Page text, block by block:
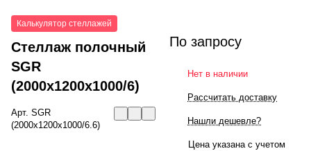
Калькулятор стеллажей
Стеллаж полочный
SGR
(2000x1200x1000/6)
Арт. SGR
(2000x1200x1000/6.6)
По запросу
Нет в наличии
Рассчитать доставку
Нашли дешевле?
Цена указана с учетом